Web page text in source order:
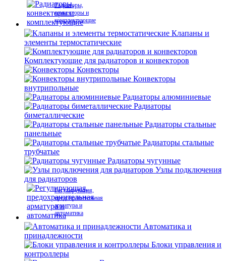
Радиаторы,
конвекторы и
комплектующие
Клапаны и
элементы термостатические
Комплектующие для радиаторов и конвекторов
Конвекторы
Конвекторы
внутрипольные
Радиаторы алюминиевые
Радиаторы
биметаллические
Радиаторы стальные
панельные
Радиаторы стальные
трубчатые
Радиаторы чугунные
Узлы подключения
для радиаторов
Регулирующая,
предохранительная
арматура и
автоматика
Автоматика и
принадлежности
Блоки управления и
контроллеры